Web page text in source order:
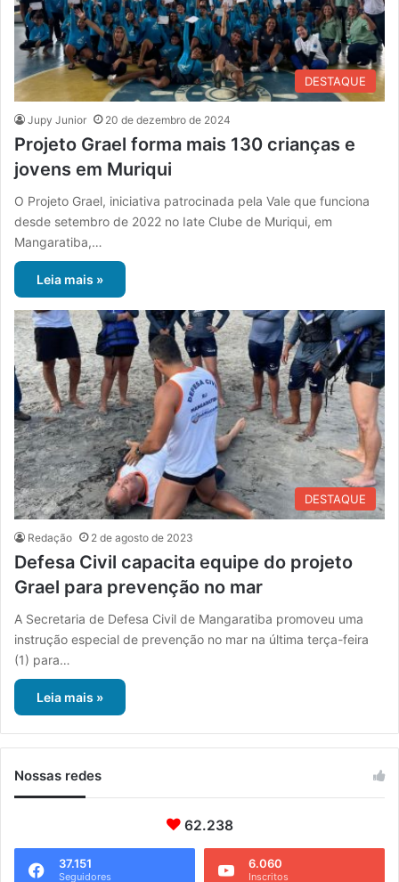
DESTAQUE
Jupy Junior 20 de dezembro de 2024
Projeto Grael forma mais 130 crianças e
jovens em Muriqui
O Projeto Grael, iniciativa patrocinada pela Vale que funciona
desde setembro de 2022 no Iate Clube de Muriqui, em
Mangaratiba,…
Leia mais »
DESTAQUE
Redação 2 de agosto de 2023
Defesa Civil capacita equipe do projeto
Grael para prevenção no mar
A Secretaria de Defesa Civil de Mangaratiba promoveu uma
instrução especial de prevenção no mar na última terça-feira
(1) para…
Leia mais »
Nossas redes
62.238
37.151
Seguidores
6.060
Inscritos